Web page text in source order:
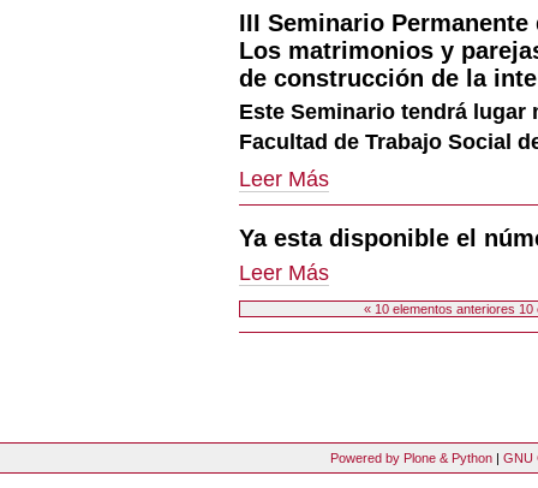
-
MENORES
MIGRANTES
EN
LA
FRONTERIZA
-
III Seminario
Los matrimonios y
de construcción de la
Este Seminario tendrá lugar
Facultad de Trabajo Social
III
Seminario
de
sobre
Migraciones.
¿Un
Leer Más
Ya esta disponible el
Ya
esta
el
Freireano
Leer Más
« 10 elementos anteriores 10
Powered by Plone & Python | GNU